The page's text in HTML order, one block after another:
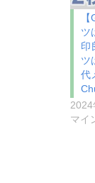
ツ
印
ツ
代
2024
マイ